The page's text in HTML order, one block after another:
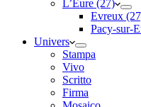
L’Eure (27)
Evreux
Pacy-sur-
Univers
Stampa
Vivo
Scritto
Firma